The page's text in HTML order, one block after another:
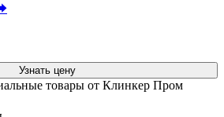
Узнать цену
товары от Клинкер Пром